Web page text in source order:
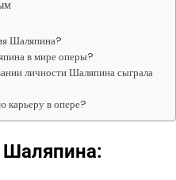
Шаляпина?
в мире оперы?
личности Шаляпина сыграла
карьеру в опере?
Шаляпина: